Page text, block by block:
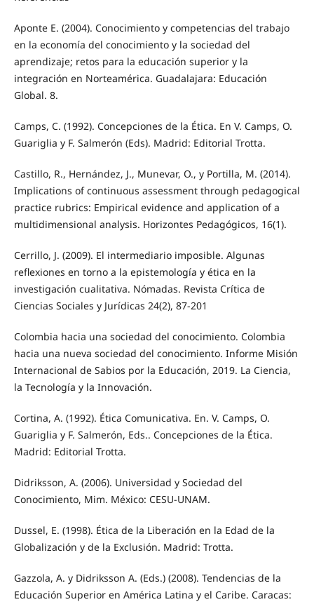
Aponte E. (2004). Conocimiento y competencias del trabajo
en la economía del conocimiento y la sociedad del
aprendizaje; retos para la educación superior y la
integración en Norteamérica. Guadalajara: Educación
Global. 8.
Camps, C. (1992). Concepciones de la Ética. En V. Camps, O.
Guariglia y F. Salmerón (Eds). Madrid: Editorial Trotta.
Castillo, R., Hernández, J., Munevar, O., y Portilla, M. (2014).
Implications of continuous assessment through pedagogical
practice rubrics: Empirical evidence and application of a
multidimensional analysis. Horizontes Pedagógicos, 16(1).
Cerrillo, J. (2009). El intermediario imposible. Algunas
reflexiones en torno a la epistemología y ética en la
investigación cualitativa. Nómadas. Revista Crítica de
Ciencias Sociales y Jurídicas 24(2), 87-201
Colombia hacia una sociedad del conocimiento. Colombia
hacia una nueva sociedad del conocimiento. Informe Misión
Internacional de Sabios por la Educación, 2019. La Ciencia,
la Tecnología y la Innovación.
Cortina, A. (1992). Ética Comunicativa. En. V. Camps, O.
Guariglia y F. Salmerón, Eds.. Concepciones de la Ética.
Madrid: Editorial Trotta.
Didriksson, A. (2006). Universidad y Sociedad del
Conocimiento, Mim. México: CESU-UNAM.
Dussel, E. (1998). Ética de la Liberación en la Edad de la
Globalización y de la Exclusión. Madrid: Trotta.
Gazzola, A. y Didriksson A. (Eds.) (2008). Tendencias de la
Educación Superior en América Latina y el Caribe. Caracas: